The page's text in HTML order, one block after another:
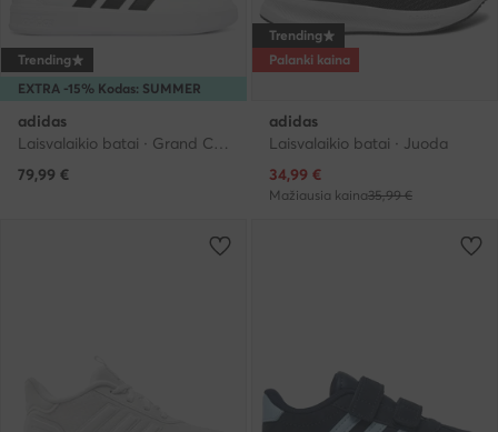
EXTRA -15% Kodas: SUMMER
Trending
adidas
79,99 €
Trending
Palanki kaina
adidas
Laisvalaikio batai · Juoda
Dabartinė kaina
34,99 €
Mažiausia kaina35,99 €